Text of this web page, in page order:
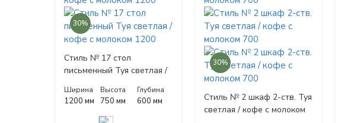
30%
Стиль № 17 стол
письменный Туя светлая /
Ширина
1200 мм
Высота
750 мм
Глубина
600 мм
30%
Стиль № 2 шкаф 2-ств. Туя
светлая / кофе с молоком